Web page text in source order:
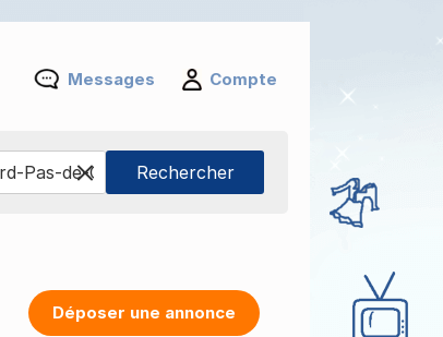
Messages Compte
Déposer une annonce